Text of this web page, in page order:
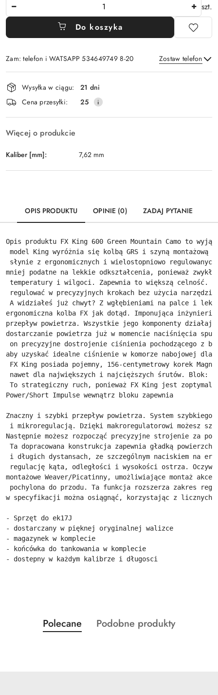
szt.
Do koszyka
Zam: telefon i WATSAPP 534649749 8-20 Zostaw telefon
Wyślij
Dostępność
i
dostawa
Wysyłka w ciągu:
21 dni
Cena przesyłki:
25
Więcej o produkcie
Kaliber [mm]: 7,62 mm
OPIS PRODUKTU OPINIE (0) ZADAJ PYTANIE
Opis produktu FX King 600 Green Mountain Camo to
model King wyróżnia się kolbą GRS i szyną montażową
słynie z ergonomicznych i wielostopniowo
mniej podatne na lekkie odkształcenia, ponieważ
temperatury i wilgoci. Zapewnia to większą celność.
regulować w precyzyjnych krokach bez użycia narzędzi.
A widziałeś już chwyt? Z wgłębieniami na palce i
ergonomiczna kolba FX jak dotąd. Imponująca
przepływ powietrza. Wszystkie jego komponenty
dostarczanie powietrza już w momencie naciśnięcia
on precyzyjne dostrojenie ciśnienia pochodzącego z
aby uzyskać idealne ciśnienie w komorze nabojowej dla
FX King posiada pojemny, 156-centymetrowy korek
nawet dla największych i najcięższych śrutów. Blok:
To strategiczny ruch, ponieważ FX King jest
Power/Short Impulse wewnątrz bloku zapewnia
Znaczny i szybki przepływ powietrza. System
i mikroregulacją. Dzięki makroregulatorowi możesz
Następnie możesz rozpocząć precyzyjne strojenie za
Ta dopracowana konstrukcja zapewnia gładką
i długich dystansach, ze szczególnym naciskiem na
regulację kąta, odległości i wysokości ostrza.
montażowe Weaver/Picatinny, umożliwiające montaż
pochylona do przodu. Ta funkcja rozszerza zakres
w specyfikacji można osiągnąć, korzystając z licznych
- Sprzęt do ek17J
- dostarczany w pięknej oryginalnej walizce
- magazynek w komplecie
- końcówka do tankowania w komplecie
- dostepny w każdym kalibrze i długosci
Pomiń karuzelę produktów
Produkty
o
Polecane
Produkty
Podobne produkty